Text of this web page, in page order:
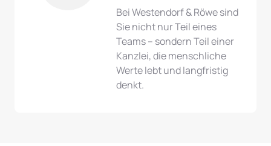
Bei Westendorf & Röwe sind
Sie nicht nur Teil eines
Teams – sondern Teil einer
Kanzlei, die menschliche
Werte lebt und langfristig
denkt.